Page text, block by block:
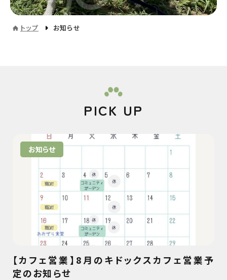
トップ お知らせ
PICK UP
お知らせ
【カフェ営業】8月のキドックスカフェ営業予
定のお知らせ